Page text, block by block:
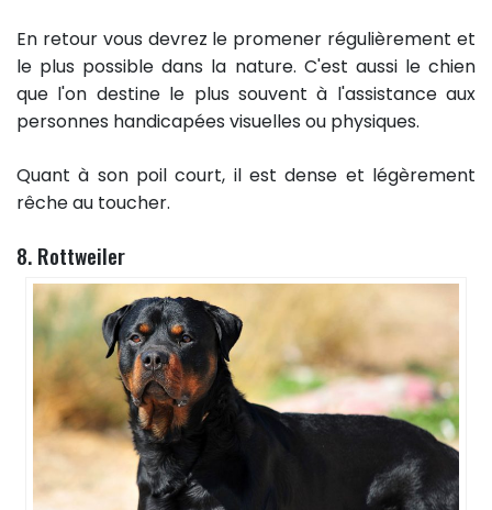
En retour vous devrez le promener régulièrement et
le plus possible dans la nature. C'est aussi le chien
que l'on destine le plus souvent à l'assistance aux
personnes handicapées visuelles ou physiques.
Quant à son poil court, il est dense et légèrement
rêche au toucher.
8. Rottweiler